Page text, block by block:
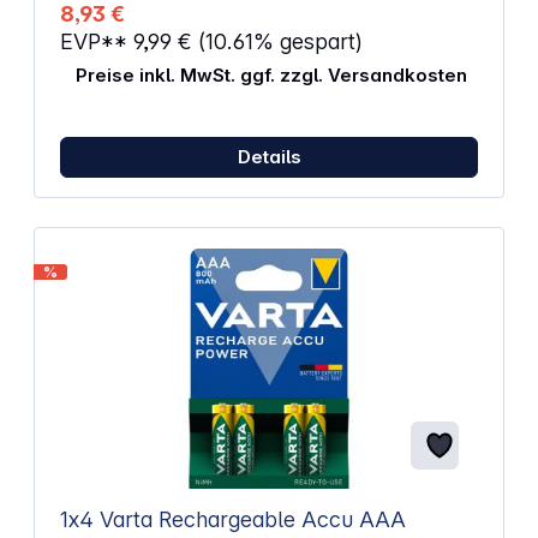
8,93 €
EVP** 9,99 € (10.61% gespart)
Preise inkl. MwSt. ggf. zzgl. Versandkosten
Details
%
1x4 Varta Rechargeable Accu AAA